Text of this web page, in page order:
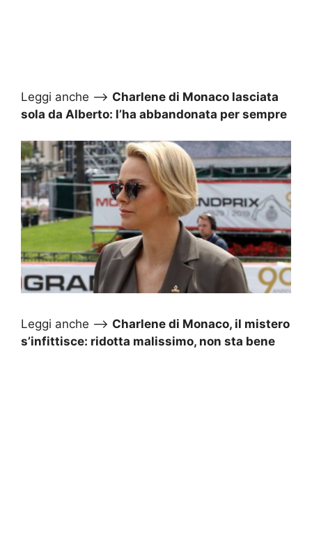
Leggi anche –> Charlene di Monaco lasciata
sola da Alberto: l’ha abbandonata per sempre
Leggi anche –> Charlene di Monaco, il mistero
s’infittisce: ridotta malissimo, non sta bene